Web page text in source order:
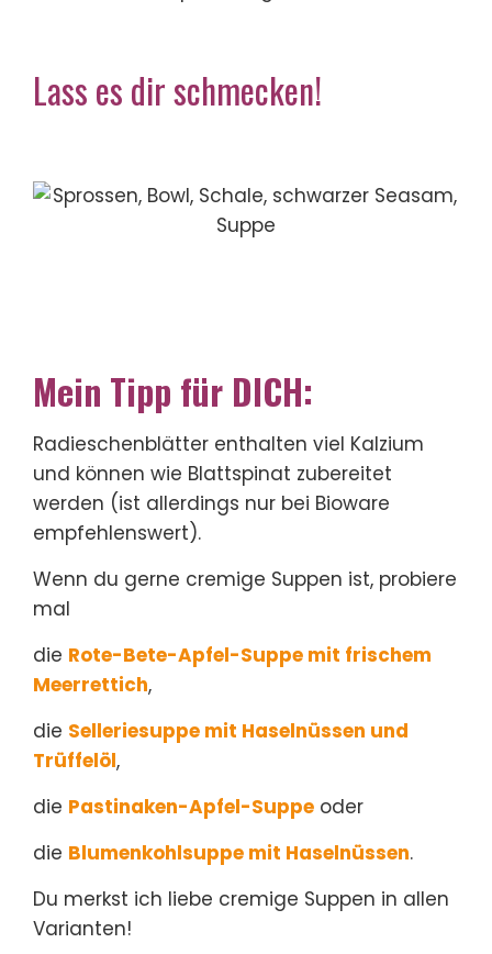
Lass es dir schmecken!
Mein Tipp für DICH:
Radieschenblätter enthalten viel Kalzium
und können wie Blattspinat zubereitet
werden (ist allerdings nur bei Bioware
empfehlenswert).
Wenn du gerne cremige Suppen ist, probiere
mal
die Rote-Bete-Apfel-Suppe mit frischem
Meerrettich,
die Selleriesuppe mit Haselnüssen und
Trüffelöl,
die Pastinaken-Apfel-Suppe oder
die Blumenkohlsuppe mit Haselnüssen.
Du merkst ich liebe cremige Suppen in allen
Varianten!